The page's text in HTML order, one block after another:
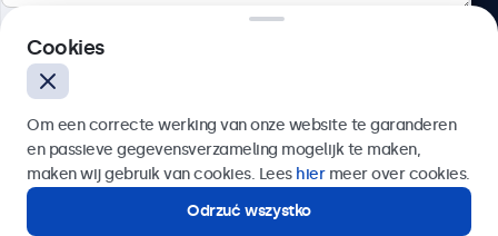
Polski
Wyślij
Lub zadzwoń pod numer:22 397 04 43
Potrzebujesz pomocy?
Cookies
Om een correcte werking van onze website te garanderen
en passieve gegevensverzameling mogelijk te maken,
maken wij gebruik van cookies. Lees hiermeer over cookies.
Odrzuć wszystko